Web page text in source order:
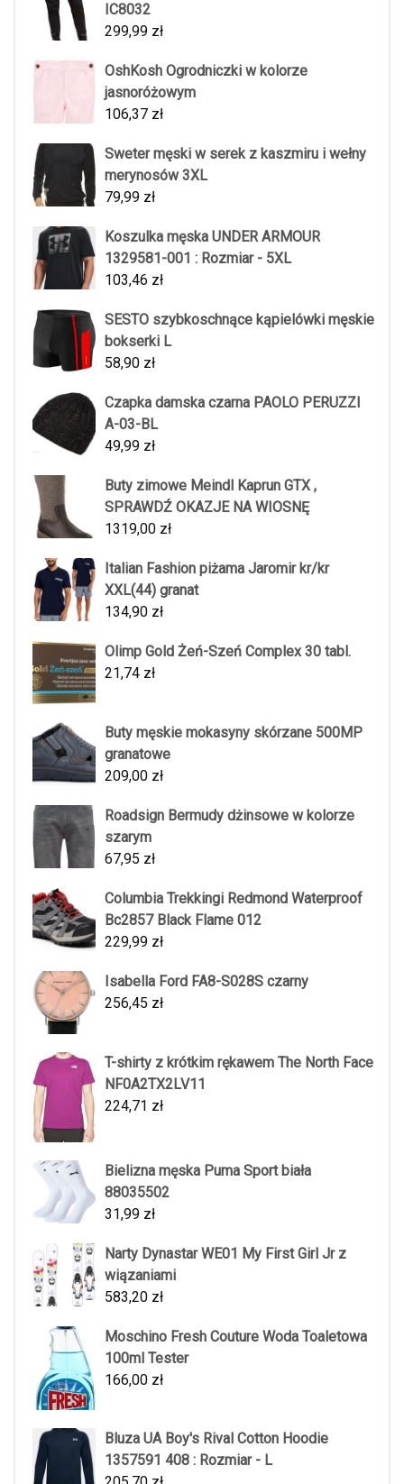
IC8032
299,99 zł
OshKosh Ogrodniczki w kolorze
jasnoróżowym
106,37 zł
Sweter męski w serek z kaszmiru i wełny
merynosów 3XL
79,99 zł
Koszulka męska UNDER ARMOUR
1329581-001 : Rozmiar - 5XL
103,46 zł
SESTO szybkoschnące kąpielówki męskie
bokserki L
58,90 zł
Czapka damska czarna PAOLO PERUZZI
A-03-BL
49,99 zł
Buty zimowe Meindl Kaprun GTX ,
SPRAWDŹ OKAZJE NA WIOSNĘ
1319,00 zł
Italian Fashion piżama Jaromir kr/kr
XXL(44) granat
134,90 zł
Olimp Gold Żeń-Szeń Complex 30 tabl.
21,74 zł
Buty męskie mokasyny skórzane 500MP
granatowe
209,00 zł
Roadsign Bermudy dżinsowe w kolorze
szarym
67,95 zł
Columbia Trekkingi Redmond Waterproof
Bc2857 Black Flame 012
229,99 zł
Isabella Ford FA8-S028S czarny
256,45 zł
T-shirty z krótkim rękawem The North Face
NF0A2TX2LV11
224,71 zł
Bielizna męska Puma Sport biała
88035502
31,99 zł
Narty Dynastar WE01 My First Girl Jr z
wiązaniami
583,20 zł
Moschino Fresh Couture Woda Toaletowa
100ml Tester
166,00 zł
Bluza UA Boy's Rival Cotton Hoodie
1357591 408 : Rozmiar - L